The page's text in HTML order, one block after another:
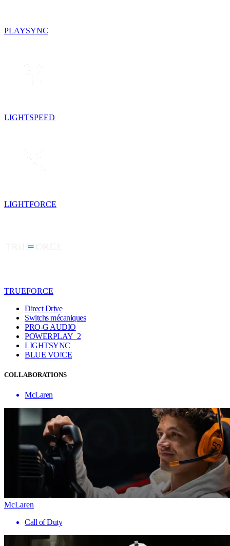
PLAYSYNC
LIGHTSPEED
LIGHTFORCE
TRUEFORCE
Direct Drive
Switchs mécaniques
PRO-G AUDIO
POWERPLAY 2
LIGHTSYNC
BLUE VO!CE
COLLABORATIONS
McLaren
McLaren
Call of Duty